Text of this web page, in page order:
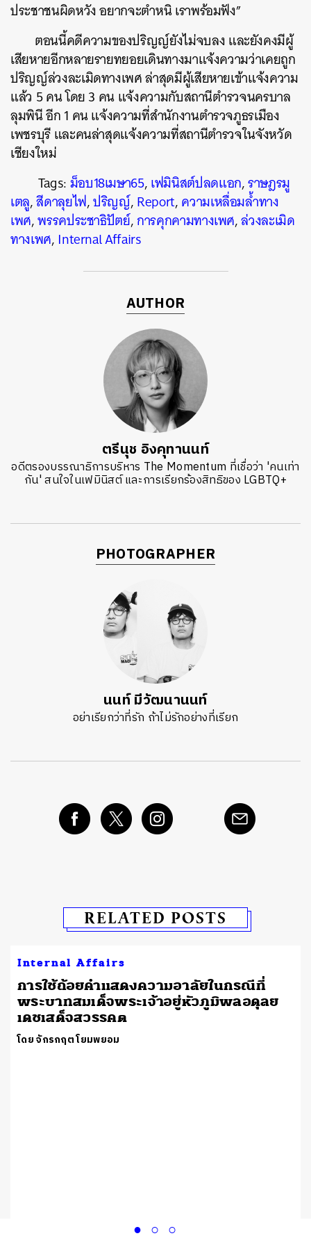
ประชาชนผิดหวัง อยากจะตำหนิ เราพร้อมฟัง”
ตอนนี้คดีความของปริญญ์ยังไม่จบลง และยังคงมีผู้
เสียหายอีกหลายรายทยอยเดินทางมาแจ้งความว่าเคยถูก
ปริญญ์ล่วงละเมิดทางเพศ ล่าสุดมีผู้เสียหายเข้าแจ้งความ
แล้ว 5 คน โดย 3 คน แจ้งความกับสถานีตำรวจนครบาล
ลุมพินี อีก 1 คน แจ้งความที่สำนักงานตำรวจภูธรเมือง
เพชรบุรี และคนล่าสุดแจ้งความที่สถานีตำรวจในจังหวัด
เชียงใหม่
Tags:ม็อบ18เมษา65,เฟมินิสต์ปลดแอก,ราษฎรมู
เตลู,สีดาลุยไฟ,ปริญญ์,Report,ความเหลื่อมล้ำทาง
เพศ,พรรคประชาธิปัตย์,การคุกคามทางเพศ,ล่วงละเมิด
ทางเพศ, Internal Affairs
AUTHOR
ตรีนุช อิงคุทานนท์
อดีตรองบรรณาธิการบริหาร The Momentum ที่เชื่อว่า 'คนเท่า
กัน' สนใจในเฟมินิสต์ และการเรียกร้องสิทธิของ LGBTQ+
PHOTOGRAPHER
นนท์ มีวัฒนานนท์
อย่าเรียกว่าที่รัก ถ้าไม่รักอย่างที่เรียก
RELATED POSTS
Internal Affairs
การใช้ถ้อยคำแสดงความอาลัยในกรณีที่
พระบาทสมเด็จพระเจ้าอยู่หัวภูมิพลอดุลย
เดชเสด็จสวรรคต
โดย จักรกฤต โยมพยอม